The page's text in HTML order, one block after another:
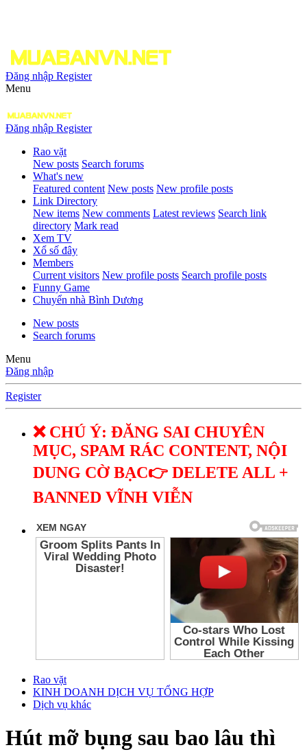
Đăng nhập Register
Menu
Đăng nhập Register
Rao vặt
New posts Search forums
What's new
Featured content New posts New profile posts
Link Directory
New items New comments Latest reviews Search link
directory Mark read
Xem TV
Xổ số đây
Members
Current visitors New profile posts Search profile posts
Funny Game
Chuyển nhà Bình Dương
New posts
Search forums
Menu
Đăng nhập
Register
❌ CHÚ Ý: ĐĂNG SAI CHUYÊN
MỤC, SPAM RÁC CONTENT, NỘI
DUNG CỜ BẠC👉 DELETE ALL +
BANNED VĨNH VIỄN
Rao vặt
KINH DOANH DỊCH VỤ TỔNG HỢP
Dịch vụ khác
Hút mỡ bụng sau bao lâu thì